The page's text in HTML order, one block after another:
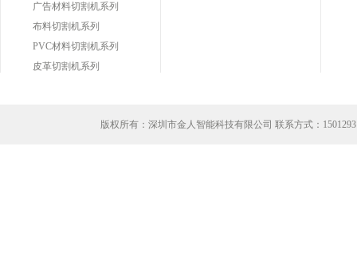
广告材料切割机系列
布料切割机系列
PVC材料切割机系列
皮革切割机系列
版权所有：深圳市金人智能科技有限公司 联系方式：